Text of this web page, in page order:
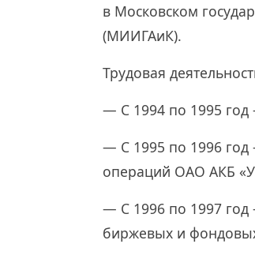
в Московском
(МИИГАиК).
Трудовая
— С 1994 по 1995 год
— С 1995 по 1996 год
операций ОАО АКБ
— С 1996 по 1997 год
биржевых и